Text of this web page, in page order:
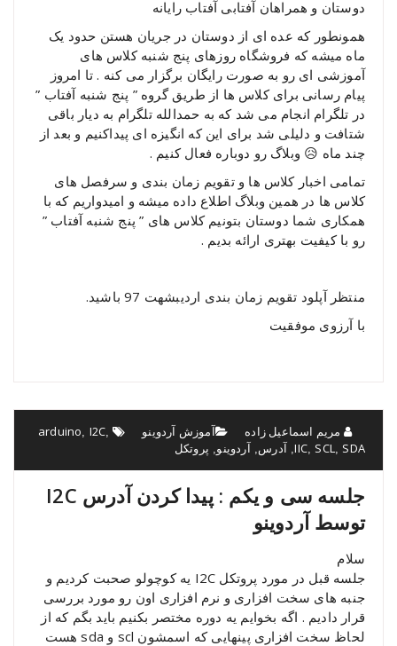
دوستان و همراهان آفتابی آفتاب رایانه
همونطور که عده ای از دوستان در جریان هستن حدود یک
ماه میشه که فروشگاه روزهای پنج شنبه کلاس های
آموزشی ای رو به صورت رایگان برگزار می کنه . تا امروز
پیام رسانی برای کلاس ها از طریق گروه ” پنج شنبه آفتاب ”
در تلگرام انجام می شد که به حمدالله تلگرام به دیار باقی
شتافت و دلیلی شد برای این که انگیزه ای پیداکنیم و بعد از
چند ماه 😥 وبلاگ رو دوباره فعال کنیم .
تمامی اخبار کلاس ها و تقویم زمان بندی و سرفصل های
کلاس ها در همین وبلاگ اطلاع داده میشه و امیدواریم که با
همکاری شما دوستان بتونیم کلاس های ” پنج شنبه آفتاب ”
رو با کیفیت بهتری ارائه بدیم .
منتظر آپلود تقویم زمان بندی اردیبشهت 97 باشید.
با آرزوی موفقیت
مریم اسماعیل زاده آموزش آردوینو arduino, I2C,
IIC, SCL, SDA
, آدرس, آردوینو, پروتکل
جلسه سی و یکم : پیدا کردن آدرس I2C
توسط آردوینو
سلام
جلسه قبل در مورد پروتکل I2C یه کوچولو صحبت کردیم و
جنبه های سخت افزاری و نرم افزاری اون رو مورد بررسی
قرار دادیم . اگه بخوایم یه دوره مختصر بکنیم باید بگم که از
لحاظ سخت افزاری پینهایی که اسمشون scl و sda هست